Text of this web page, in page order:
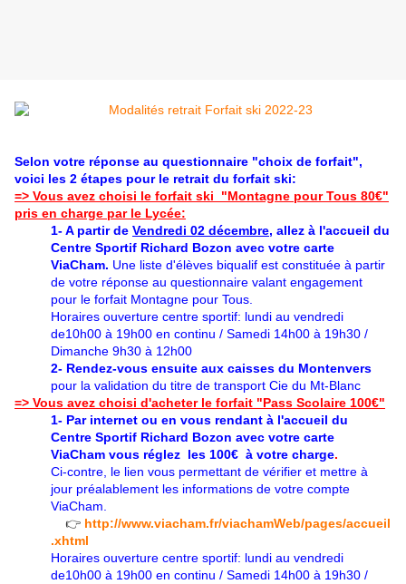
Selon votre réponse au questionnaire "choix de forfait",
voici les 2 étapes pour le retrait du forfait ski:
=> Vous avez choisi le forfait ski "Montagne pour Tous 80€"
pris en charge par le Lycée:
1- A partir de Vendredi 02 décembre, allez à l'accueil du
Centre Sportif Richard Bozon avec votre carte
ViaCham. Une liste d'élèves biqualif est constituée à partir
de votre réponse au questionnaire valant engagement
pour le forfait Montagne pour Tous.
Horaires ouverture centre sportif: lundi au vendredi
de10h00 à 19h00 en continu / Samedi 14h00 à 19h30 /
Dimanche 9h30 à 12h00
2- Rendez-vous ensuite aux caisses du Montenvers
pour la validation du titre de transport Cie du Mt-Blanc
=> Vous avez choisi d'acheter le forfait "Pass Scolaire 100€"
1- Par internet ou en vous rendant à l'accueil du
Centre Sportif Richard Bozon avec votre carte
ViaCham vous réglez les 100€ à votre charge.
Ci-contre, le lien vous permettant de vérifier et mettre à
jour préalablement les informations de votre compte
ViaCham.
👉 http://www.viacham.fr/viachamWeb/pages/accueil
.xhtml
Horaires ouverture centre sportif: lundi au vendredi
de10h00 à 19h00 en continu / Samedi 14h00 à 19h30 /